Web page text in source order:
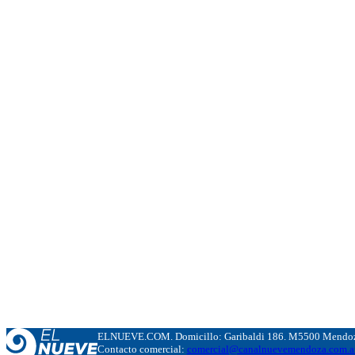
ELNUEVE.COM. Domicillo: Garibaldi 186. M5500
Contacto comercial: